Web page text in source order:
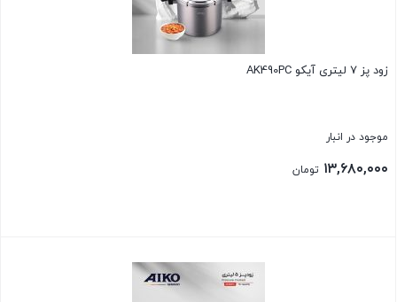
زود پز 7 لیتری آیکو AK490PC
موجود در انبار
۱۳,۶۸۰,۰۰۰ تومان